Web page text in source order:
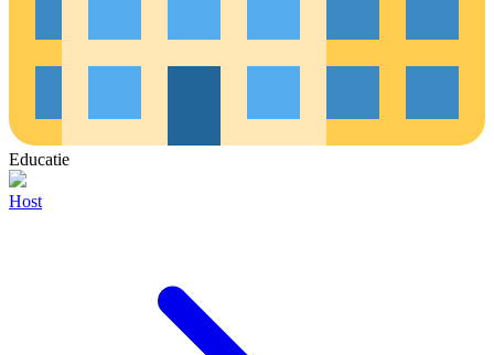
Educatie
Host